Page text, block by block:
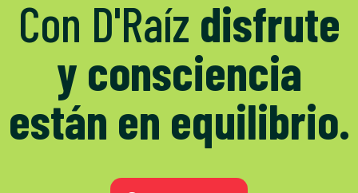
Con D'Raíz disfrute
y consciencia
están en equilibrio.